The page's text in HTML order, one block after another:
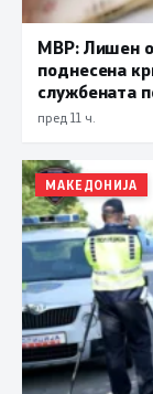
МВР: Лишен
поднесена
службената
пред 11 ч.
МАКЕДОНИЈА